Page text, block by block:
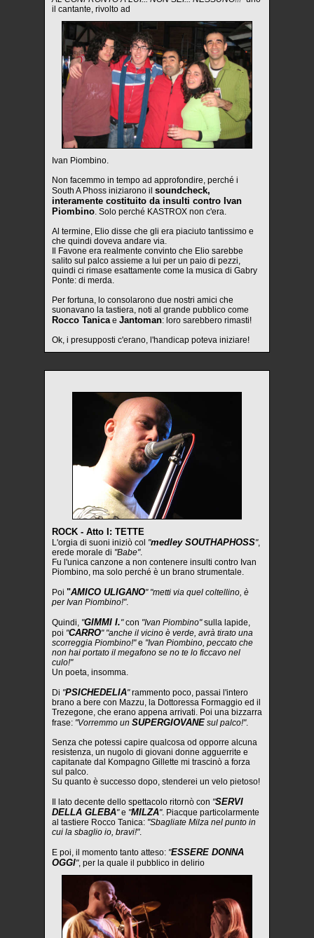
il cantante, rivolto ad
Ivan Piombino.
Non facemmo in tempo ad approfondire, perché i
South A Phoss iniziarono il soundcheck,
interamente costituito da insulti contro Ivan
Piombino. Solo perché KASTROX non c'era.
Al termine, Elio disse che gli era piaciuto tantissimo e
che quindi doveva andare via.
Il Favone era realmente convinto che Elio sarebbe
salito sul palco assieme a lui per un paio di pezzi,
quindi ci rimase esattamente come la musica di Gabry
Ponte: di merda.
Per fortuna, lo consolarono due nostri amici che
suonavano la tastiera, noti al grande pubblico come
Rocco Tanicae Jantoman: loro sarebbero rimasti!
Ok, i presupposti c'erano, l'handicap poteva iniziare!
ROCK - Atto I: TETTE
L'orgia di suoni iniziò col "medley SOUTHAPHOSS",
erede morale di "Babe".
Fu l'unica canzone a non contenere insulti contro Ivan
Piombino, ma solo perché è un brano strumentale.
Poi "AMICO ULIGANO" "metti via quel coltellino, è
per Ivan Piombino!".
Quindi, "GIMMI I."con "Ivan Piombino"sulla lapide,
poi "CARRO" "anche il vicino è verde, avrà tirato una
scorreggia Piombino!"e "Ivan Piombino, peccato che
non hai portato il megafono se no te lo ficcavo nel
culo!"
Un poeta, insomma.
Di "PSICHEDELIA"rammento poco, passai l'intero
brano a bere con Mazzu, la Dottoressa Formaggio ed il
Trezegone, che erano appena arrivati. Poi una bizzarra
frase: "Vorremmo un SUPERGIOVANE sul palco!".
Senza che potessi capire qualcosa od opporre alcuna
resistenza, un nugolo di giovani donne agguerrite e
capitanate dal Kompagno Gillette mi trascinò a forza
sul palco.
Su quanto è successo dopo, stenderei un velo pietoso!
Il lato decente dello spettacolo ritornò con "SERVI
DELLA GLEBA"e "MILZA". Piacque particolarmente
al tastiere Rocco Tanica: "Sbagliate Milza nel punto in
cui la sbaglio io, bravi!".
E poi, il momento tanto atteso: "ESSERE DONNA
OGGI", per la quale il pubblico in delirio